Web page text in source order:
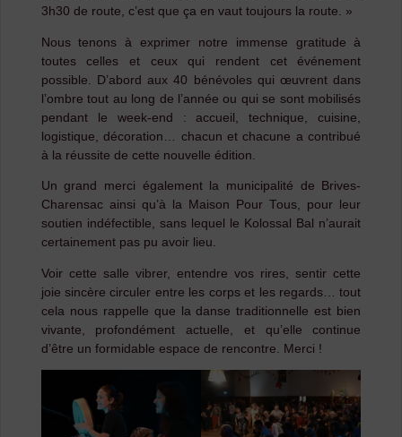
3h30 de route, c’est que ça en vaut toujours la route. »
Nous tenons à exprimer notre immense gratitude à
toutes celles et ceux qui rendent cet événement
possible. D’abord aux 40 bénévoles qui œuvrent dans
l’ombre tout au long de l’année ou qui se sont mobilisés
pendant le week-end : accueil, technique, cuisine,
logistique, décoration… chacun et chacune a contribué
à la réussite de cette nouvelle édition.
Un grand merci également la municipalité de Brives-
Charensac ainsi qu’à la Maison Pour Tous, pour leur
soutien indéfectible, sans lequel le Kolossal Bal n’aurait
certainement pas pu avoir lieu.
Voir cette salle vibrer, entendre vos rires, sentir cette
joie sincère circuler entre les corps et les regards… tout
cela nous rappelle que la danse traditionnelle est bien
vivante, profondément actuelle, et qu’elle continue
d’être un formidable espace de rencontre. Merci !